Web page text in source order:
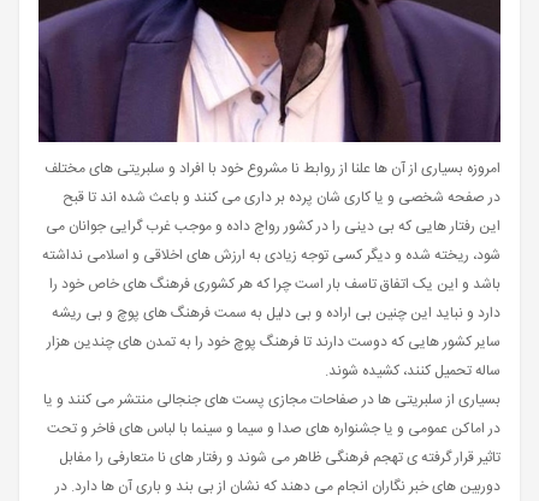
امروزه بسیاری از آن ها علنا از روابط نا مشروع خود با افراد و سلبریتی های مختلف
در صفحه شخصی و یا کاری شان پرده بر داری می کنند و باعث شده اند تا قبح
این رفتار هایی که بی دینی را در کشور رواج داده و موجب غرب گرایی جوانان می
شود، ریخته شده و دیگر کسی توجه زیادی به ارزش های اخلاقی و اسلامی نداشته
باشد و این یک اتفاق تاسف بار است چرا که هر کشوری فرهنگ های خاص خود را
دارد و نباید این چنین بی اراده و بی دلیل به سمت فرهنگ های پوچ و بی ریشه
سایر کشور هایی که دوست دارند تا فرهنگ پوچ خود را به تمدن های چندین هزار
ساله تحمیل کنند، کشیده شوند.
بسیاری از سلبریتی ها در صفاحات مجازی پست های جنجالی منتشر می کنند و یا
در اماکن عمومی و یا جشنواره های صدا و سیما و سینما با لباس های فاخر و تحت
تاثیر قرار گرفته ی تهجم فرهنگی ظاهر می شوند و رفتار های نا متعارفی را مفابل
دوربین های خبر نگاران انجام می دهند که نشان از بی بند و باری آن ها دارد. در